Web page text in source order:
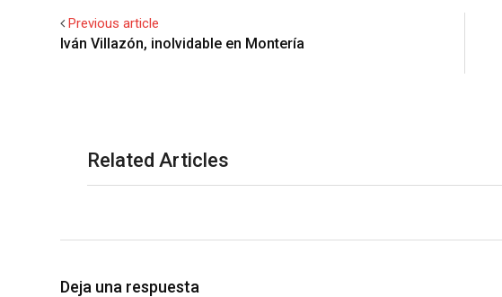
Previous article
Related Articles
Deja una respuesta